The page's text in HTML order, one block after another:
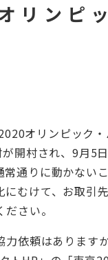
リンピ
オリンピック
開村され、9月5
通りに動かない
むけて、お取引
さい。
依頼はあります